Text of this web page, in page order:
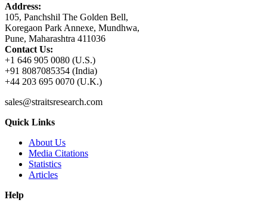
Address:
105, Panchshil The Golden Bell,
Koregaon Park Annexe, Mundhwa,
Pune, Maharashtra 411036
Contact Us:
+1 646 905 0080 (U.S.)
+91 8087085354 (India)
+44 203 695 0070 (U.K.)
sales@straitsresearch.com
Quick Links
About Us
Media Citations
Statistics
Articles
Help